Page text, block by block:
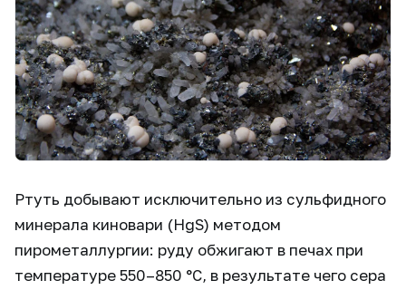
Ртуть добывают исключительно из сульфидного
минерала киновари (HgS) методом
пирометаллургии: руду обжигают в печах при
температуре 550–850 °C, в результате чего сера